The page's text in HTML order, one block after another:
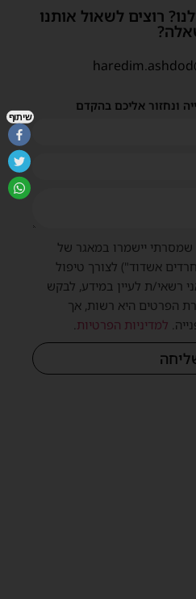
רוצים לשאול אותנו
ונחזור אליכם בהקדם
יישמרו במאגר של
אשדוד") לצורך טיפול
רשאי/ת לעיין במידע, לבקש
הפרטים היא רשות, אך
למדיניות הפרטיות.
שיתוף